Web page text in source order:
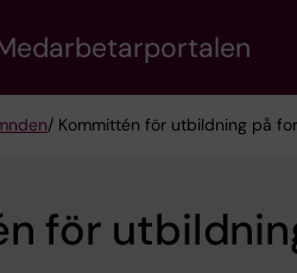
/ Kommittén för utbildning på
för